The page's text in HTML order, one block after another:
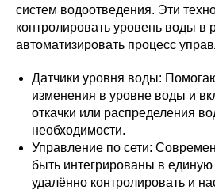
систем водоотведения. Эти
контролировать уровень воды в
автоматизировать процесс
Датчики уровня воды:
изменения в уровне воды и
откачки или распределения
необходимости.
Управление по сети:
быть интегрированы в единую
удалённо контролировать и